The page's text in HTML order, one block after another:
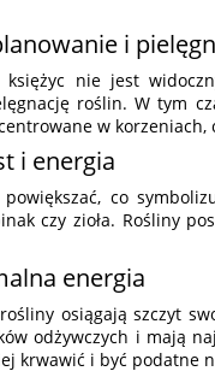
i
nie jest
roślin. W tym
w
i energia
co
czy zioła. Rośliny
energia
osiągają szczyt
odżywczych i mają
krwawić i być podatne